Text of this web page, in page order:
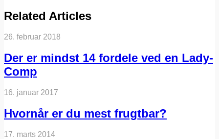
Related Articles
26. februar 2018
Der er mindst 14 fordele ved en Lady-
Comp
16. januar 2017
Hvornår er du mest frugtbar?
17. marts 2014